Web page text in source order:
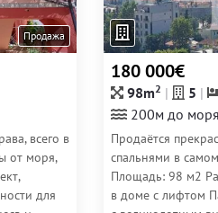
Продажа
всего в
от моря,
для
180 000€
98m2 5
200м до моря
Продаётся
спальнями в
Площадь: 98 м2
в доме с лифтом